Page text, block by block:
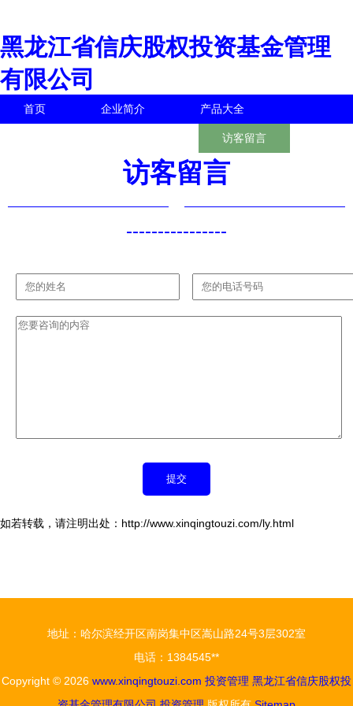
黑龙江省信庆股权投资基金管理
有限公司
首页 企业简介 产品大全
访客留言
访客留言
----------------
如若转载，请注明出处：http://www.xinqingtouzi.com/ly.html
地址：哈尔滨经开区南岗集中区嵩山路24号3层302室
电话：1384545**
Copyright © 2026 www.xinqingtouzi.com 投资管理 黑龙江省信庆股权投